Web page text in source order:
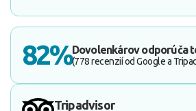
82%Dovolenkárov odporúča
(778 recenzií od Google a
Tripadvisor